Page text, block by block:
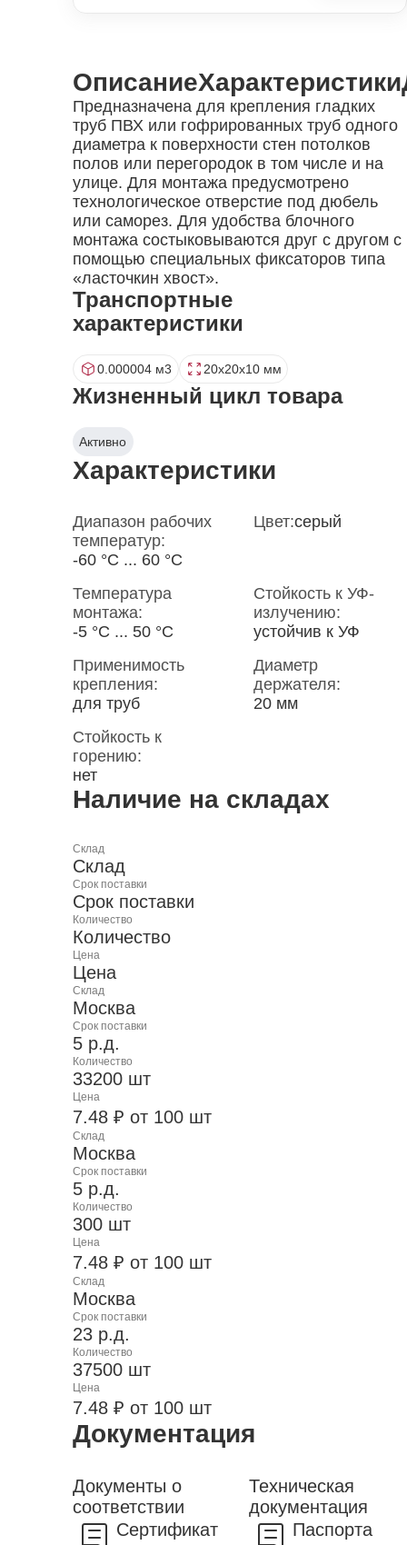
ОписаниеХарактеристики
Предназначена для крепления гладких
труб ПВХ или гофрированных труб одного
диаметра к поверхности стен потолков
полов или перегородок в том числе и на
улице. Для монтажа предусмотрено
технологическое отверстие под дюбель
или саморез. Для удобства блочного
монтажа состыковываются друг с другом с
помощью специальных фиксаторов типа
«ласточкин хвост».
Транспортные
характеристики
0.000004 м3 20x20x10 мм
Жизненный цикл товара
Активно
Характеристики
Диапазон рабочих
температур:
-60 °С ... 60 °С
Цвет:серый
Температура
монтажа:
-5 °С ... 50 °С
Стойкость к УФ-
излучению:
устойчив к УФ
Применимость
крепления:
для труб
Диаметр
держателя:
20 мм
Стойкость к
горению:
нет
Наличие на складах
Склад
Склад
Срок поставки
Срок поставки
Количество
Количество
Цена
Цена
Склад
Москва
Срок поставки
5 р.д.
Количество
33200 шт
Цена
7.48 ₽ от 100 шт
Склад
Москва
Срок поставки
5 р.д.
Количество
300 шт
Цена
7.48 ₽ от 100 шт
Склад
Москва
Срок поставки
23 р.д.
Количество
37500 шт
Цена
7.48 ₽ от 100 шт
Документация
Документы о
соответствии
Сертификат
Техническая
документация
Паспорта